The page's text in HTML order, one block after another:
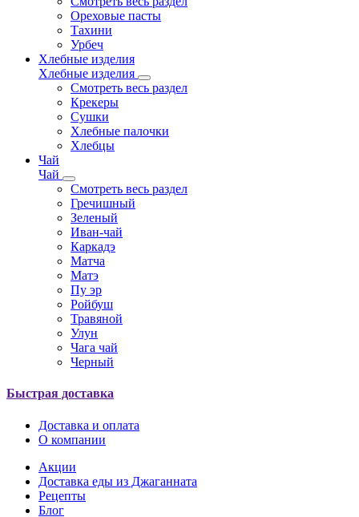
Ореховые пасты
Тахини
Урбеч
Хлебные изделия
Хлебные изделия
Смотреть весь раздел
Крекеры
Сушки
Хлебные палочки
Хлебцы
Чай
Чай
Смотреть весь раздел
Гречишный
Зеленый
Иван-чай
Каркадэ
Матча
Матэ
Пу эр
Ройбуш
Травяной
Улун
Чага чай
Черный
Быстрая доставка
Доставка и оплата
О компании
Акции
Доставка еды из Джаганната
Рецепты
Блог